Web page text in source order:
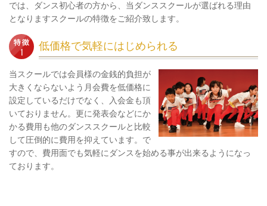
では、ダンス初心者の方から、当ダンススクールが選ばれる理由
となりますスクールの特徴をご紹介致します。
低価格で気軽にはじめられる
当スクールでは会員様の金銭的負担が
大きくならないよう月会費を低価格に
設定しているだけでなく、入会金も頂
いておりません。更に発表会などにか
かる費用も他のダンススクールと比較
して圧倒的に費用を抑えています。で
すので、費用面でも気軽にダンスを始める事が出来るようになっ
ております。